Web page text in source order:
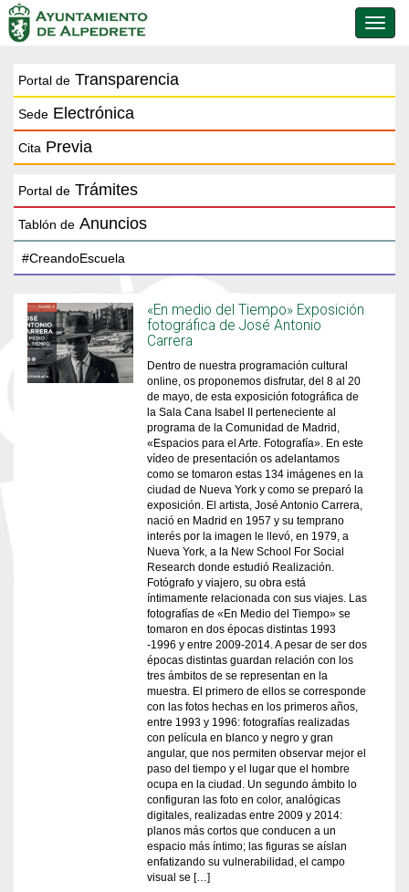
de
Portal de Transparencia
Sede Electrónica
Cita Previa
Portal de Trámites
Tablón de Anuncios
«En medio del Tiempo» Exposición
fotográfica de José Antonio
Carrera
Dentro de nuestra programación cultural
online, os proponemos disfrutar, del 8 al 20
de mayo, de esta exposición fotográfica de
la Sala Cana Isabel II perteneciente al
programa de la Comunidad de Madrid,
«Espacios para el Arte. Fotografía». En este
vídeo de presentación os adelantamos
como se tomaron estas 134 imágenes en la
ciudad de Nueva York y como se preparó la
exposición. El artista, José Antonio Carrera,
nació en Madrid en 1957 y su temprano
interés por la imagen le llevó, en 1979, a
Nueva York, a la New School For Social
Research donde estudió Realización.
Fotógrafo y viajero, su obra está
íntimamente relacionada con sus viajes. Las
fotografías de «En Medio del Tiempo» se
tomaron en dos épocas distintas 1993
-1996 y entre 2009-2014. A pesar de ser dos
épocas distintas guardan relación con los
tres ámbitos de se representan en la
muestra. El primero de ellos se corresponde
con las fotos hechas en los primeros años,
entre 1993 y 1996: fotografías realizadas
con película en blanco y negro y gran
angular, que nos permiten observar mejor el
paso del tiempo y el lugar que el hombre
ocupa en la ciudad. Un segundo ámbito lo
configuran las foto en color, analógicas
digitales, realizadas entre 2009 y 2014:
planos más cortos que conducen a un
espacio más íntimo; las figuras se aíslan
enfatizando su vulnerabilidad, el campo
visual se […]